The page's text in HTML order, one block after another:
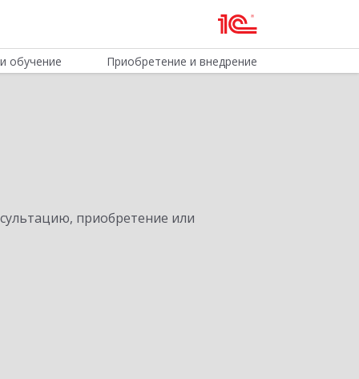
обучение Приобретение и внедрение
приобретение или